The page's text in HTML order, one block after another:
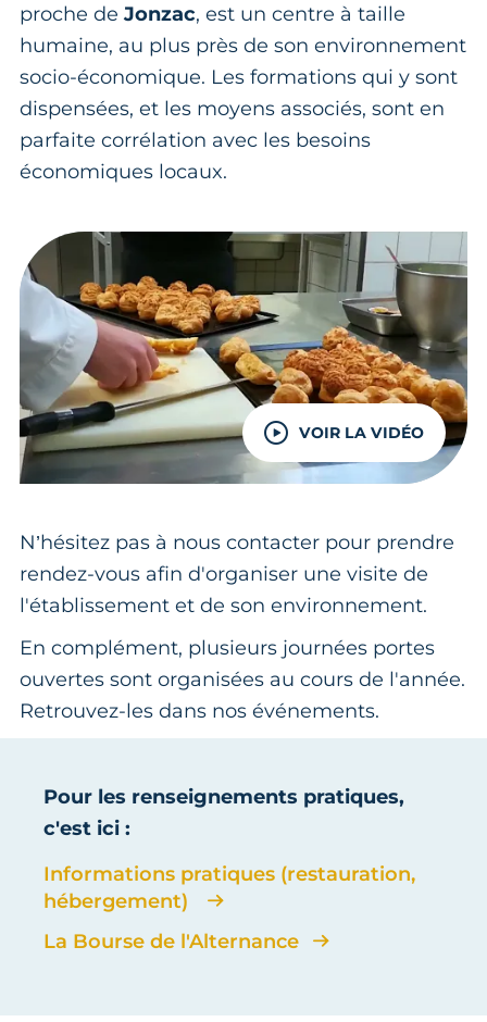
proche de Jonzac, est un centre à taille
humaine, au plus près de son environnement
socio-économique. Les formations qui y sont
dispensées, et les moyens associés, sont en
parfaite corrélation avec les besoins
économiques locaux.
VOIR LA VIDÉO
N’hésitez pas à nous contacter pour prendre
rendez-vous afin d'organiser une visite de
l'établissement et de son environnement.
En complément, plusieurs journées portes
ouvertes sont organisées au cours de l'année.
Retrouvez-les dans nos événements.
Pour les renseignements pratiques,
c'est ici :
Informations pratiques (restauration,
hébergement)
La Bourse de l'Alternance